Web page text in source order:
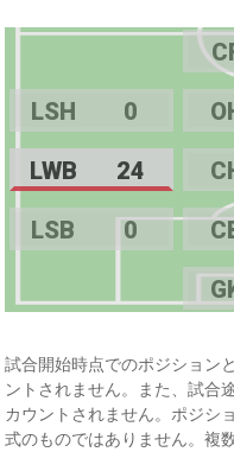
LSH 0
LWB 24
LSB 0
試合開始時点でのポジション
ントされません。また、試合
カウントされません。ポジシ
式のものではありません。複